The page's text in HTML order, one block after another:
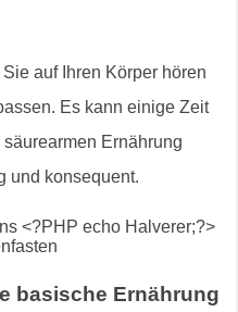
auf Ihren Körper hören
Es kann einige Zeit
Ernährung
und konsequent.
basische Ernährung